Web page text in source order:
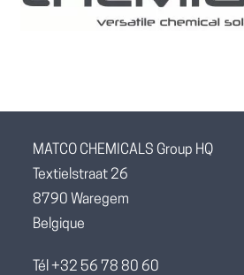
MATCO CHEMICALS Group HQ
Textielstraat 26
8790 Waregem
Belgique
Tél +32 56 78 80 60